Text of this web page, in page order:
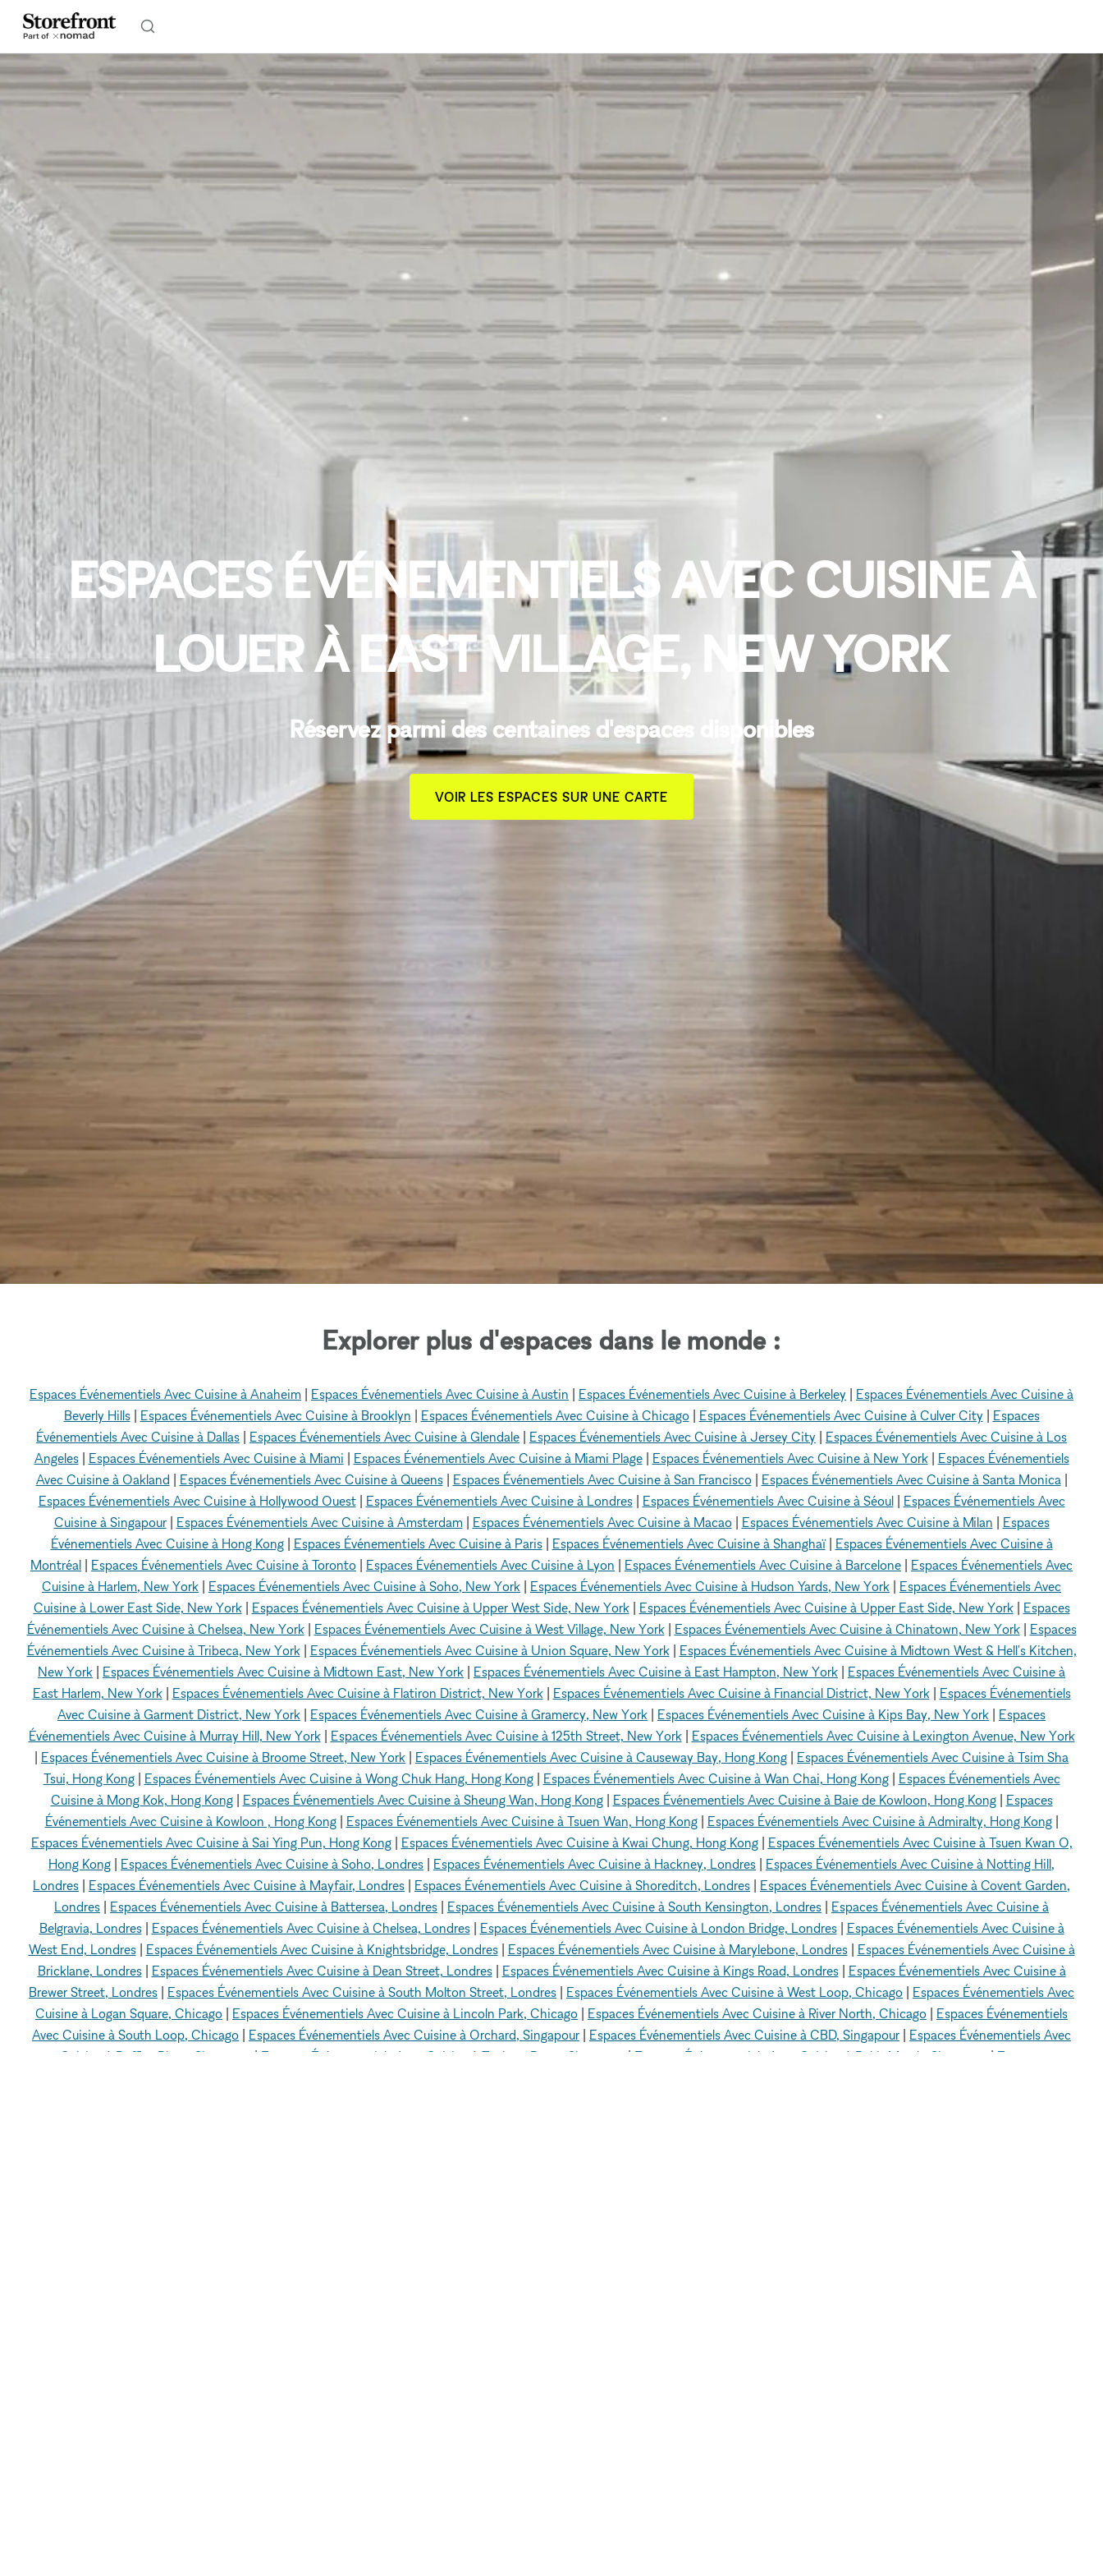
ESPACES ÉVÉNEMENTIELS AVEC CUISINE À
LOUER À EAST VILLAGE, NEW YORK
Réservez parmi des centaines d'espaces disponibles
VOIR LES ESPACES SUR UNE CARTE
Explorer plus d'espaces dans le monde :
Espaces Événementiels Avec Cuisine à Anaheim | Espaces Événementiels Avec Cuisine à Austin | Espaces Événementiels Avec Cuisine à Berkeley | Espaces Événementiels Avec Cuisine à
Beverly Hills| Espaces Événementiels Avec Cuisine à Brooklyn | Espaces Événementiels Avec Cuisine à Chicago| Espaces Événementiels Avec Cuisine à Culver City | Espaces
Événementiels Avec Cuisine à Dallas | Espaces Événementiels Avec Cuisine à Glendale | Espaces Événementiels Avec Cuisine à Jersey City | Espaces Événementiels Avec Cuisine à Los
Angeles| Espaces Événementiels Avec Cuisine à Miami | Espaces Événementiels Avec Cuisine à Miami Plage| Espaces Événementiels Avec Cuisine à New York| Espaces Événementiels
Avec Cuisine à Oakland | Espaces Événementiels Avec Cuisine à Queens| Espaces Événementiels Avec Cuisine à San Francisco| Espaces Événementiels Avec Cuisine à Santa Monica |
Espaces Événementiels Avec Cuisine à Hollywood Ouest| Espaces Événementiels Avec Cuisine à Londres| Espaces Événementiels Avec Cuisine à Séoul| Espaces Événementiels Avec
Cuisine à Singapour| Espaces Événementiels Avec Cuisine à Amsterdam| Espaces Événementiels Avec Cuisine à Macao| Espaces Événementiels Avec Cuisine à Milan | Espaces
Événementiels Avec Cuisine à Hong Kong| Espaces Événementiels Avec Cuisine à Paris| Espaces Événementiels Avec Cuisine à Shanghaï| Espaces Événementiels Avec Cuisine à
Montréal | Espaces Événementiels Avec Cuisine à Toronto | Espaces Événementiels Avec Cuisine à Lyon | Espaces Événementiels Avec Cuisine à Barcelone | Espaces Événementiels Avec
Cuisine à Harlem, New York | Espaces Événementiels Avec Cuisine à Soho, New York | Espaces Événementiels Avec Cuisine à Hudson Yards, New York | Espaces Événementiels Avec
Cuisine à Lower East Side, New York| Espaces Événementiels Avec Cuisine à Upper West Side, New York| Espaces Événementiels Avec Cuisine à Upper East Side, New York| Espaces
Événementiels Avec Cuisine à Chelsea, New York| Espaces Événementiels Avec Cuisine à West Village, New York| Espaces Événementiels Avec Cuisine à Chinatown, New York| Espaces
Événementiels Avec Cuisine à Tribeca, New York| Espaces Événementiels Avec Cuisine à Union Square, New York| Espaces Événementiels Avec Cuisine à Midtown West & Hell's Kitchen,
New York | Espaces Événementiels Avec Cuisine à Midtown East, New York | Espaces Événementiels Avec Cuisine à East Hampton, New York | Espaces Événementiels Avec Cuisine à
East Harlem, New York| Espaces Événementiels Avec Cuisine à Flatiron District, New York| Espaces Événementiels Avec Cuisine à Financial District, New York| Espaces Événementiels
Avec Cuisine à Garment District, New York | Espaces Événementiels Avec Cuisine à Gramercy, New York | Espaces Événementiels Avec Cuisine à Kips Bay, New York | Espaces
Événementiels Avec Cuisine à Murray Hill, New York| Espaces Événementiels Avec Cuisine à 125th Street, New York| Espaces Événementiels Avec Cuisine à Lexington Avenue, New York
| Espaces Événementiels Avec Cuisine à Broome Street, New York | Espaces Événementiels Avec Cuisine à Causeway Bay, Hong Kong | Espaces Événementiels Avec Cuisine à Tsim Sha
Tsui, Hong Kong| Espaces Événementiels Avec Cuisine à Wong Chuk Hang, Hong Kong| Espaces Événementiels Avec Cuisine à Wan Chai, Hong Kong| Espaces Événementiels Avec
Cuisine à Mong Kok, Hong Kong| Espaces Événementiels Avec Cuisine à Sheung Wan, Hong Kong| Espaces Événementiels Avec Cuisine à Baie de Kowloon, Hong Kong| Espaces
Événementiels Avec Cuisine à Kowloon , Hong Kong| Espaces Événementiels Avec Cuisine à Tsuen Wan, Hong Kong| Espaces Événementiels Avec Cuisine à Admiralty, Hong Kong|
Espaces Événementiels Avec Cuisine à Sai Ying Pun, Hong Kong| Espaces Événementiels Avec Cuisine à Kwai Chung, Hong Kong| Espaces Événementiels Avec Cuisine à Tsuen Kwan O,
Hong Kong | Espaces Événementiels Avec Cuisine à Soho, Londres | Espaces Événementiels Avec Cuisine à Hackney, Londres | Espaces Événementiels Avec Cuisine à Notting Hill,
Londres | Espaces Événementiels Avec Cuisine à Mayfair, Londres | Espaces Événementiels Avec Cuisine à Shoreditch, Londres | Espaces Événementiels Avec Cuisine à Covent Garden,
Londres | Espaces Événementiels Avec Cuisine à Battersea, Londres | Espaces Événementiels Avec Cuisine à South Kensington, Londres | Espaces Événementiels Avec Cuisine à
Belgravia, Londres| Espaces Événementiels Avec Cuisine à Chelsea, Londres| Espaces Événementiels Avec Cuisine à London Bridge, Londres| Espaces Événementiels Avec Cuisine à
West End, Londres| Espaces Événementiels Avec Cuisine à Knightsbridge, Londres| Espaces Événementiels Avec Cuisine à Marylebone, Londres| Espaces Événementiels Avec Cuisine à
Bricklane, Londres| Espaces Événementiels Avec Cuisine à Dean Street, Londres| Espaces Événementiels Avec Cuisine à Kings Road, Londres| Espaces Événementiels Avec Cuisine à
Brewer Street, Londres | Espaces Événementiels Avec Cuisine à South Molton Street, Londres | Espaces Événementiels Avec Cuisine à West Loop, Chicago | Espaces Événementiels Avec
Cuisine à Logan Square, Chicago | Espaces Événementiels Avec Cuisine à Lincoln Park, Chicago | Espaces Événementiels Avec Cuisine à River North, Chicago | Espaces Événementiels
Avec Cuisine à South Loop, Chicago | Espaces Événementiels Avec Cuisine à Orchard, Singapour | Espaces Événementiels Avec Cuisine à CBD, Singapour | Espaces Événementiels Avec
Cuisine à Raffles Place, Singapour
| Espaces Événementiels Avec Cuisine à Tanjong Pagar, Singapour | Espaces Événementiels Avec Cuisine à Bukit Merah, Singapour | Espaces